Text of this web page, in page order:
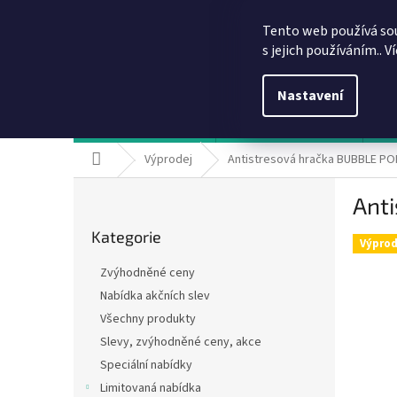
Tento web používá
s jejich používáním..
Nastavení
Domů Výprodej Antistresová hračka BUBBLE
kategorie
Kategorie
Zvýhodněné ceny
Nabídka akčních slev
Všechny produkty
Slevy, zvýhodněné ceny, akce
Speciální nabídky
Limitovaná nabídka